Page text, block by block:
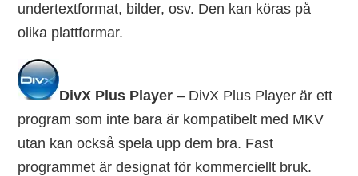
undertextformat, bilder, osv. Den kan köras på
olika plattformar.
DivX Plus Player – DivX Plus Player är ett
program som inte bara är kompatibelt med MKV
utan kan också spela upp dem bra. Fast
programmet är designat för kommerciellt bruk.